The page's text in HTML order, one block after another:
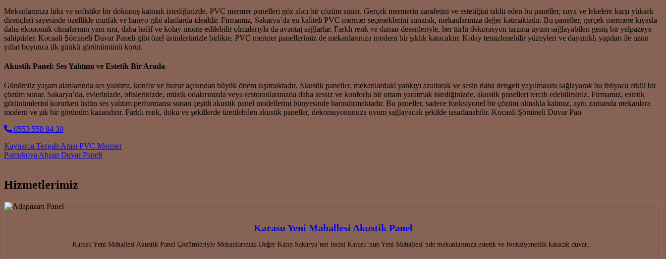
Mekanlarınıza lüks ve sofistike bir dokunuş katmak istediğinizde, PVC mermer panelleri göz alıcı bir çözüm sunar. Gerçek mermerin zarafetini ve estetiğini taklit eden bu paneller, suya ve lekelere karşı yüksek
dirençleri sayesinde özellikle mutfak ve banyo gibi alanlarda idealdir. Firmamız, Sakarya’da en kaliteli PVC mermer seçeneklerini sunarak, mekanlarınıza değer katmaktadır. Bu paneller, gerçek mermere kıyasla
daha ekonomik olmalarının yanı sıra, daha hafif ve kolay monte edilebilir olmalarıyla da avantaj sağlarlar. Farklı renk ve damar desenleriyle, her türlü dekorasyon tarzına uyum sağlayabilen geniş bir yelpazeye
sahiptirler. Kocaali Şömineli Duvar Paneli gibi özel ürünlerimizle birlikte, PVC mermer panellerimiz de mekanlarınıza modern bir şıklık katacaktır. Kolay temizlenebilir yüzeyleri ve dayanıklı yapıları ile uzun
yıllar boyunca ilk günkü görünümünü korur.
Akustik Panel: Ses Yalıtımı ve Estetik Bir Arada
Günümüz yaşam alanlarında ses yalıtımı, konfor ve huzur açısından büyük önem taşımaktadır. Akustik paneller, mekanlardaki yankıyı azaltarak ve sesin daha dengeli yayılmasını sağlayarak bu ihtiyaca etkili bir
çözüm sunar. Sakarya’da, evlerinizde, ofislerinizde, müzik odalarınızda veya restoranlarınızda daha sessiz ve konforlu bir ortam yaratmak istediğinizde, akustik panelleri tercih edebilirsiniz. Firmamız, estetik
görünümlerini korurken üstün ses yalıtım performansı sunan çeşitli akustik panel modellerini bünyesinde barındırmaktadır. Bu paneller, sadece fonksiyonel bir çözüm olmakla kalmaz, aynı zamanda mekanlara
modern ve şık bir görünüm kazandırır. Farklı renk, doku ve şekillerde üretilebilen akustik paneller, dekorasyonunuza uyum sağlayacak şekilde tasarlanabilir. Kocaali Şömineli Duvar Pan
0553 558 94 30
Post navigation
Kaynarca Tezgah Arası PVC Mermer
Pamukova Ahşap Duvar Paneli
Hizmetlerimiz
Karasu Yeni Mahallesi Akustik Panel
Karasu Yeni Mahallesi Akustik Panel Çözümleriyle Mekanlarınıza Değer Katın Sakarya’nın incisi Karasu’nun Yeni Mahallesi’nde mekanlarınıza estetik ve fonksiyonellik katacak duvar…